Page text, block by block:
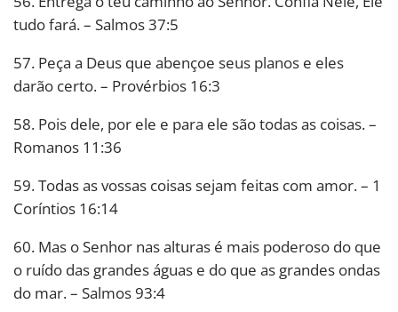
tudo fará. – Salmos 37:5
57. Peça a Deus que abençoe seus planos e eles
darão certo. – Provérbios 16:3
58. Pois dele, por ele e para ele são todas as coisas. –
Romanos 11:36
59. Todas as vossas coisas sejam feitas com amor. – 1
Coríntios 16:14
60. Mas o Senhor nas alturas é mais poderoso do que
o ruído das grandes águas e do que as grandes ondas
do mar. – Salmos 93:4